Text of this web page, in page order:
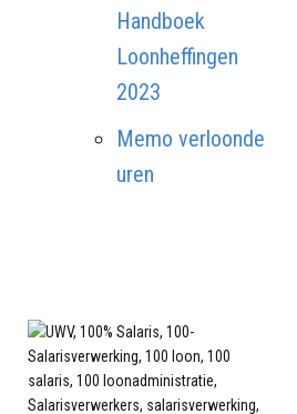
Handboek
Loonheffingen
2023
Memo verloonde
uren